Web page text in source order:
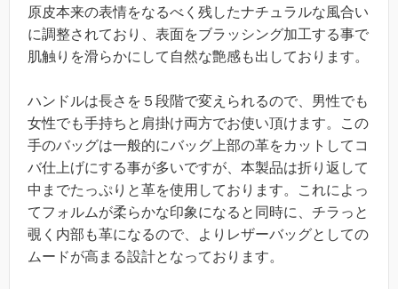
原皮本来の表情をなるべく残したナチュラルな風合い
に調整されており、表面をブラッシング加工する事で
肌触りを滑らかにして自然な艶感も出しております。
ハンドルは長さを５段階で変えられるので、男性でも
女性でも手持ちと肩掛け両方でお使い頂けます。この
手のバッグは一般的にバッグ上部の革をカットしてコ
バ仕上げにする事が多いですが、本製品は折り返して
中までたっぷりと革を使用しております。これによっ
てフォルムが柔らかな印象になると同時に、チラっと
覗く内部も革になるので、よりレザーバッグとしての
ムードが高まる設計となっております。